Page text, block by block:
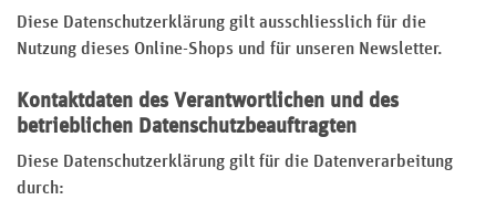
Diese Datenschutzerklärung gilt ausschliesslich für die
Nutzung dieses Online-Shops und für unseren Newsletter.
Kontaktdaten des Verantwortlichen und des
betrieblichen Datenschutzbeauftragten
Diese Datenschutzerklärung gilt für die Datenverarbeitung
durch: